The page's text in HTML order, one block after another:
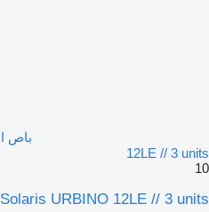
12LE // 3 units
10
Solaris URBINO 12LE // 3 units